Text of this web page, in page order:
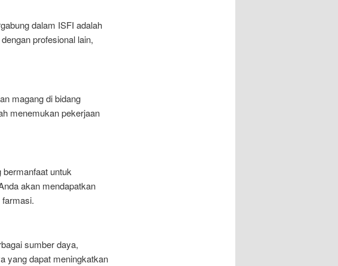
dalam ISFI adalah
profesional lain,
magang di bidang
menemukan pekerjaan
untuk
akan mendapatkan
sumber daya,
yang dapat meningkatkan